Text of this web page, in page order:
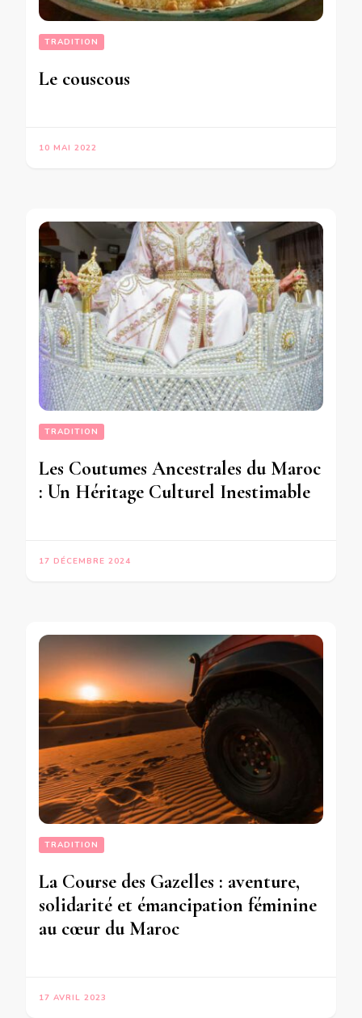
TRADITION
Le couscous
10 MAI 2022
TRADITION
Les Coutumes Ancestrales du Maroc
: Un Héritage Culturel Inestimable
17 DÉCEMBRE 2024
TRADITION
La Course des Gazelles : aventure,
solidarité et émancipation féminine
au cœur du Maroc
17 AVRIL 2023